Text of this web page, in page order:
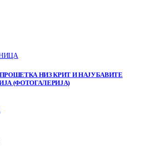
НИЗ КРИТ И НАЈУБАВИТЕ
(ФОТОГАЛЕРИЈА)